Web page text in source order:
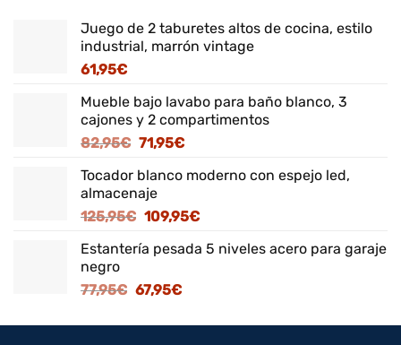
Juego de 2 taburetes altos de cocina, estilo
industrial, marrón vintage
61,95€
Mueble bajo lavabo para baño blanco, 3
cajones y 2 compartimentos
82,95€ El
original
era:
82,95€.
71,95€El
actual
71,95€.
Tocador blanco moderno con espejo led,
almacenaje
125,95€ El
original
125,95€.
109,95€El
actual
Estantería pesada 5 niveles acero para garaje
negro
77,95€ El
original
67,95€El
actual